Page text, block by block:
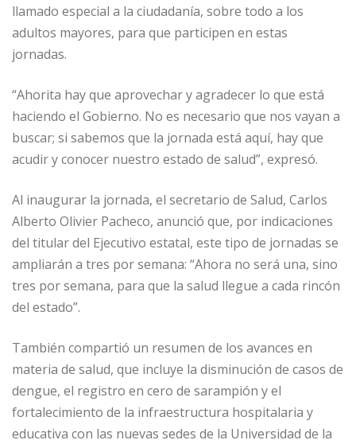
llamado especial a la ciudadanía, sobre todo a los
adultos mayores, para que participen en estas
jornadas.
“Ahorita hay que aprovechar y agradecer lo que está
haciendo el Gobierno. No es necesario que nos vayan a
buscar; si sabemos que la jornada está aquí, hay que
acudir y conocer nuestro estado de salud”, expresó.
Al inaugurar la jornada, el secretario de Salud, Carlos
Alberto Olivier Pacheco, anunció que, por indicaciones
del titular del Ejecutivo estatal, este tipo de jornadas se
ampliarán a tres por semana: “Ahora no será una, sino
tres por semana, para que la salud llegue a cada rincón
del estado”.
También compartió un resumen de los avances en
materia de salud, que incluye la disminución de casos de
dengue, el registro en cero de sarampión y el
fortalecimiento de la infraestructura hospitalaria y
educativa con las nuevas sedes de la Universidad de la